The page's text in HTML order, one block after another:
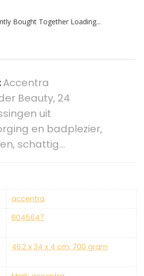
Bought Together Loading...
Accentra
Beauty, 24
uit
en badplezier,
schattig…
‎accentra
‎6045647
‎46.2 x 34 x 4 cm; 700 gram